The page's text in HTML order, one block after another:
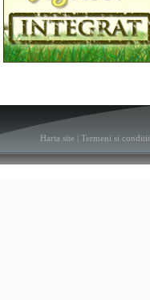
Harta site | Termeni si conditii